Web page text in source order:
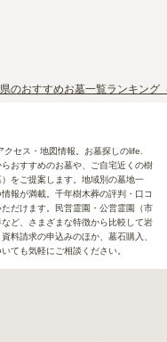
のおすすめお墓一覧ランキング
セス・地図情報。お墓探しのlife.
おすすめのお墓や、ご自宅近くの樹
をご提案します。地域別の墓地一
報が満載。千年樹木葬の評判・口コ
だけます。民営霊園・公営霊園（市
ど、さまざまな特徴から比較して岩
料請求の申込みのほか、墓石購入、
ても気軽にご相談ください。